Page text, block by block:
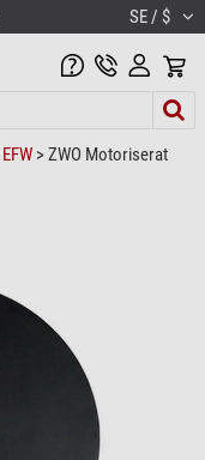
SE / $
EFW > ZWO Motoriserat